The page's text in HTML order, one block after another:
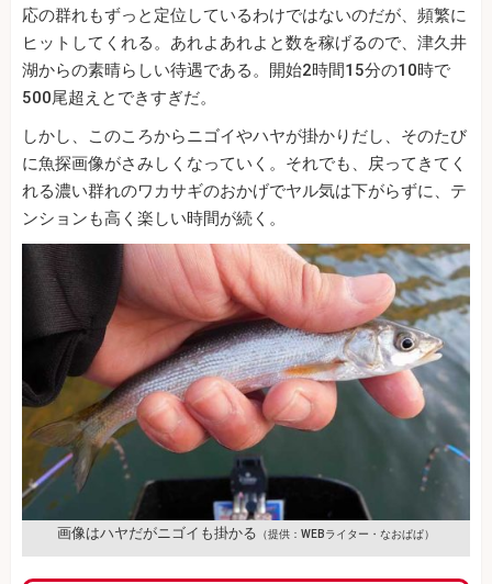
応の群れもずっと定位しているわけではないのだが、頻繁に
ヒットしてくれる。あれよあれよと数を稼げるので、津久井
湖からの素晴らしい待遇である。開始2時間15分の10時で
500尾超えとできすぎだ。
しかし、このころからニゴイやハヤが掛かりだし、そのたび
に魚探画像がさみしくなっていく。それでも、戻ってきてく
れる濃い群れのワカサギのおかげでヤル気は下がらずに、テ
ンションも高く楽しい時間が続く。
画像はハヤだがニゴイも掛かる （提供：WEBライター・なおぱぱ）